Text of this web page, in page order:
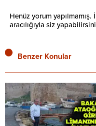
Henüz yorum
aracılığıyla siz
Benzer Konular